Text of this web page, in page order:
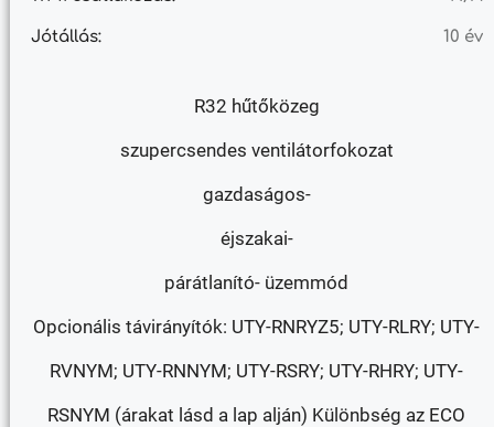
Jótállás: 10 év
R32 hűtőközeg
szupercsendes ventilátorfokozat
gazdaságos-
éjszakai-
párátlanító- üzemmód
Opcionális távirányítók: UTY-RNRYZ5; UTY-RLRY; UTY-
RVNYM; UTY-RNNYM; UTY-RSRY; UTY-RHRY; UTY-
RSNYM (árakat lásd a lap alján) Különbség az ECO